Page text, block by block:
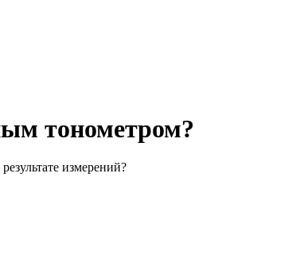
тонометром?
измерений?